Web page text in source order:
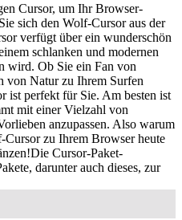
Cursor, um Ihr Browser-
sich den Wolf-Cursor aus der
verfügt über ein wunderschön
schlanken und modernen
wird. Ob Sie ein Fan von
von Natur zu Ihrem Surfen
ist perfekt für Sie. Am besten ist
mit einer Vielzahl von
anzupassen. Also warum
zu Ihrem Browser heute
Cursor-Paket-
darunter auch dieses, zur